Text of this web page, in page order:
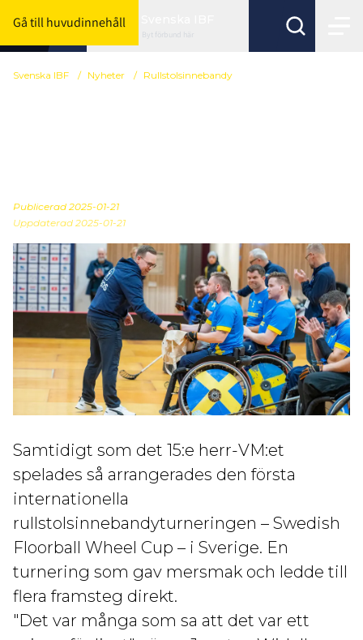
Gå till huvudinnehåll
Byt förbund här
Svenska IBF / Nyheter / Rullstols­innebandy
Publicerad 2025-01-21
Uppdaterad 2025-01-21
Samtidigt som det 15:e herr-VM:et
spelades så arrangerades den första
internationella
rullstolsinnebandyturneringen – Swedish
Floorball Wheel Cup – i Sverige. En
turnering som gav mersmak och ledde till
flera framsteg direkt.
"Det var många som sa att det var ett